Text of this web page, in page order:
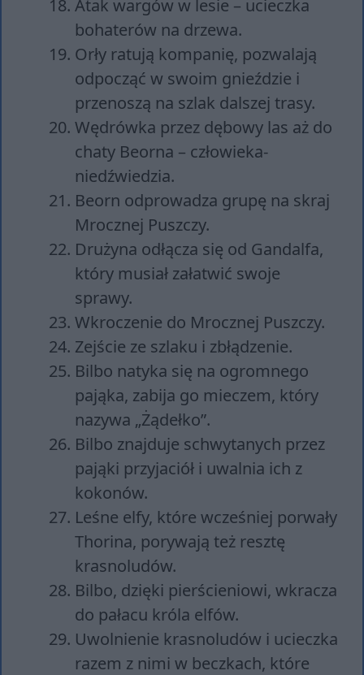
Atak wargów w lesie – ucieczka
bohaterów na drzewa.
Orły ratują kompanię, pozwalają
odpocząć w swoim gnieździe i
przenoszą na szlak dalszej trasy.
Wędrówka przez dębowy las aż do
chaty Beorna – człowieka-
niedźwiedzia.
Beorn odprowadza grupę na skraj
Mrocznej Puszczy.
Drużyna odłącza się od Gandalfa,
który musiał załatwić swoje
sprawy.
Wkroczenie do Mrocznej Puszczy.
Zejście ze szlaku i zbłądzenie.
Bilbo natyka się na ogromnego
pająka, zabija go mieczem, który
nazywa „Żądełko”.
Bilbo znajduje schwytanych przez
pająki przyjaciół i uwalnia ich z
kokonów.
Leśne elfy, które wcześniej porwały
Thorina, porywają też resztę
krasnoludów.
Bilbo, dzięki pierścieniowi, wkracza
do pałacu króla elfów.
Uwolnienie krasnoludów i ucieczka
razem z nimi w beczkach, które